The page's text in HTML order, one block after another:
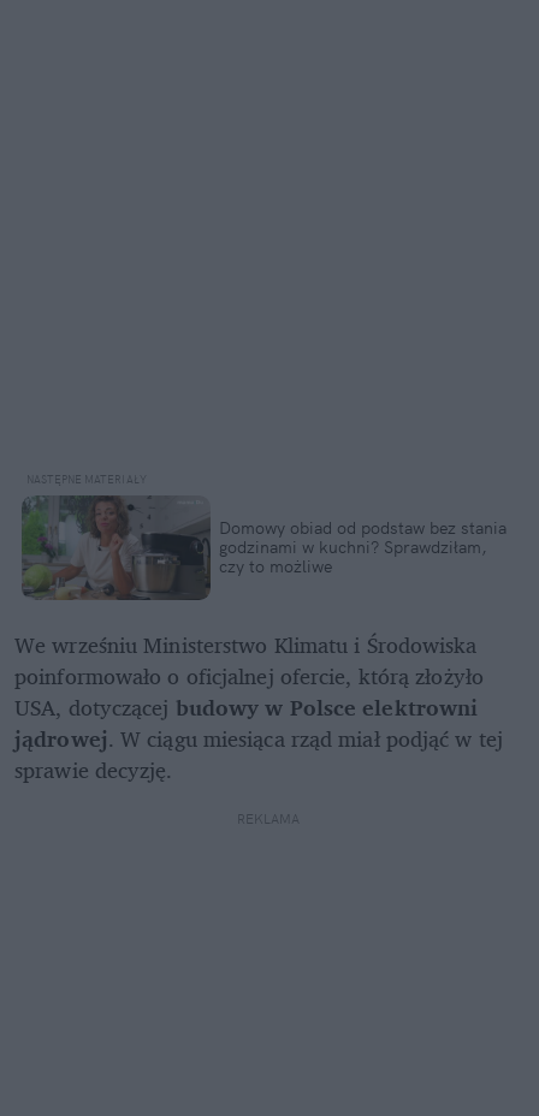
Domowy obiad od podstaw bez stania
godzinami w kuchni? Sprawdziłam,
czy to możliwe
We wrześniu Ministerstwo Klimatu i Środowiska
poinformowało o oficjalnej ofercie, którą złożyło
USA, dotyczącej budowy w Polsce elektrowni
jądrowej. W ciągu miesiąca rząd miał podjąć w tej
sprawie decyzję.
REKLAMA